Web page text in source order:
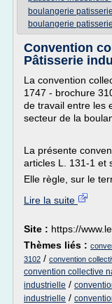
boulangerie
boulangerie
Convention
Pâtisserie
La convention
1747 - brochure
de travail entre les
secteur de la
La présente
articles L. 131-1 et
Elle règle, sur le
Lire la suite
Site : https://
Thèmes liés :
3102 / convention
convention collective
industrielle /
industrielle /